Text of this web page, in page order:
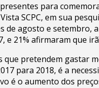
para
SCPC, em sua
de agosto e
e 21% afirmaram que
pretendem gastar
para 2018, é a
é o aumento dos